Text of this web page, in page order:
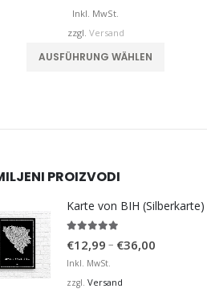
Inkl. MwSt.
zzgl. Versand
AUSFÜHRUNG WÄHLEN
PROIZVODI
Karte von BIH (Silberkarte)
€12,99 – €36,00
Inkl. MwSt.
zzgl. Versand